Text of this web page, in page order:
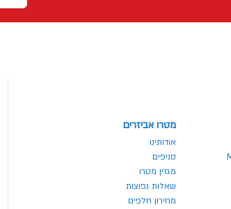
מטרו אביזרים
אודותינו
סניפים
מגזין מטרו
שאלות נפוצות
מחירון חלפים